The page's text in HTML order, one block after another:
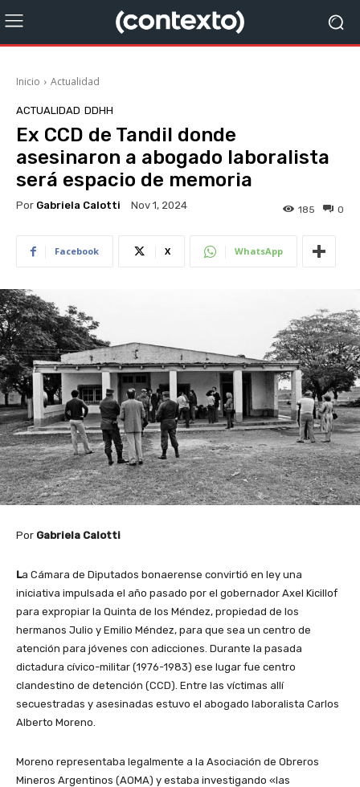
Inicio Actualidad
ACTUALIDAD DDHH
Ex CCD de Tandil donde
asesinaron a abogado laboralista
será espacio de memoria
Por Gabriela Calotti Nov 1, 2024 0
185
Facebook X WhatsApp
Por Gabriela Calotti
La Cámara de Diputados bonaerense convirtió en ley una
iniciativa impulsada el año pasado por el gobernador Axel Kicillof
para expropiar la Quinta de los Méndez, propiedad de los
hermanos Julio y Emilio Méndez, para que sea un centro de
atención para jóvenes con adicciones. Durante la pasada
dictadura cívico-militar (1976-1983) ese lugar fue centro
clandestino de detención (CCD). Entre las víctimas allí
secuestradas y asesinadas estuvo el abogado laboralista Carlos
Alberto Moreno.
Moreno representaba legalmente a la Asociación de Obreros
Mineros Argentinos (AOMA) y estaba investigando «las